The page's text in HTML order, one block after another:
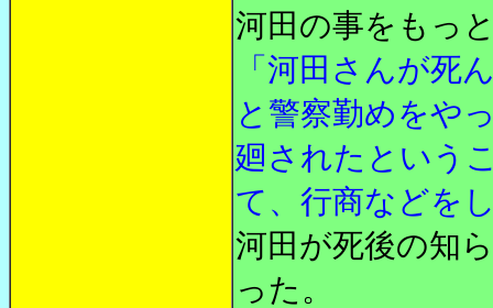
河田の事をもっ
「河田さんが死
と警察勤めをや
廻されたという
て、行商などを
河田が死後の知
った。